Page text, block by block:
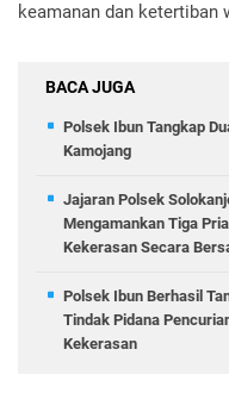
keamanan dan ketertiban
BACA JUGA
Polsek Ibun Tangkap
Kamojang
Jajaran Polsek
Mengamankan Tiga
Kekerasan Secara
Polsek Ibun Berhasil
Tindak Pidana
Kekerasan